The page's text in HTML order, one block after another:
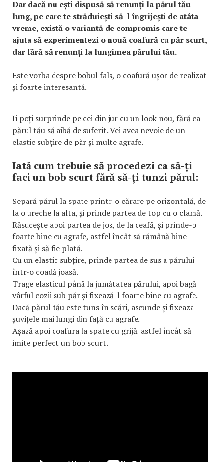
Dar dacă nu ești dispusă să renunți la părul tău
lung, pe care te străduiești să-l îngrijești de atâta
vreme, există o variantă de compromis care te
ajuta să experimentezi o nouă coafură cu păr scurt,
dar fără să renunți la lungimea părului tău.
Este vorba despre bobul fals, o coafură ușor de realizat
și foarte interesantă.
Îi poți surprinde pe cei din jur cu un look nou, fără ca
părul tău să aibă de suferit. Vei avea nevoie de un
elastic subțire de păr și multe agrafe.
Iată cum trebuie să procedezi ca să-ți
faci un bob scurt fără să-ți tunzi părul:
Separă părul la spate printr-o cărare pe orizontală, de
la o ureche la alta, și prinde partea de top cu o clamă.
Răsucește apoi partea de jos, de la ceafă, și prinde-o
foarte bine cu agrafe, astfel încât să rămână bine
fixată și să fie plată.
Cu un elastic subțire, prinde partea de sus a părului
într-o coadă joasă.
Trage elasticul până la jumătatea părului, apoi bagă
vârful cozii sub păr și fixează-l foarte bine cu agrafe.
Dacă părul tău este tuns în scări, ascunde și fixeaza
șuvițele mai lungi din față cu agrafe.
Așază apoi coafura la spate cu grijă, astfel încât să
imite perfect un bob scurt.